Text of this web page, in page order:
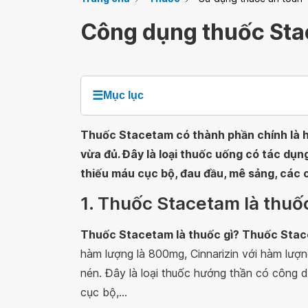
Công dụng thuốc
☰Mục lục
Thuốc Stacetam có thành phần chính là
vừa đủ. Đây là loại thuốc uống có tác
thiếu máu cục bộ, đau đầu, mê sảng,
1. Thuốc Stacetam là
Thuốc Stacetam là thuốc gì? Thuốc
hàm lượng là 800mg, Cinnarizin với hàm
nén. Đây là loại thuốc hướng thần có công
cục bộ,...